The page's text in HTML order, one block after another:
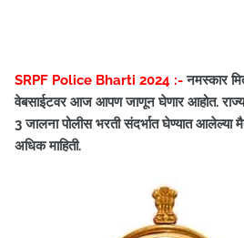
SRPF Police Bharti 2024 :-नमस्कार
वेबसाईटवर आज आपण जाणून घेणार आहोत.
3 जालना पोलीस भरती संदर्भात घेण्यात आलेल्या
अधिक माहिती.